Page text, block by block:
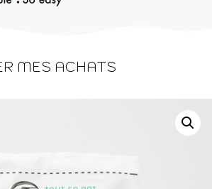
MES ACHATS